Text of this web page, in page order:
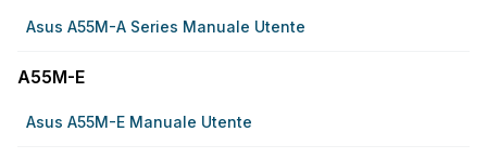
Asus A55M-A Series Manuale Utente
A55M-E
Asus A55M-E Manuale Utente